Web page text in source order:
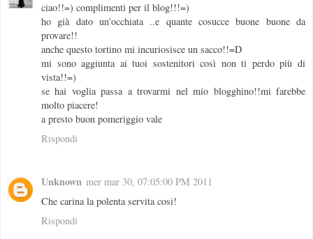
ciao!!=) complimenti per il blog!!!=)
ho già dato un'occhiata ..e quante cosucce buone buone da
provare!!
anche questo tortino mi incuriosisce un sacco!!=D
mi sono aggiunta ai tuoi sostenitori così non ti perdo più di
vista!!=)
se hai voglia passa a trovarmi nel mio blogghino!!mi farebbe
molto piacere!
a presto buon pomeriggio vale
Rispondi
Unknown mer mar 30, 07:05:00 PM 2011
Che carina la polenta servita cosi!
Rispondi